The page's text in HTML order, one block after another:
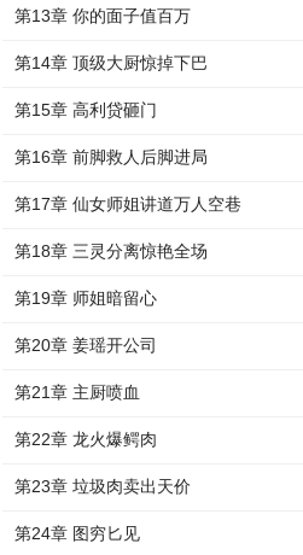
第13章 你的面子值百万
第14章 顶级大厨惊掉下巴
第15章 高利贷砸门
第16章 前脚救人后脚进局
第17章 仙女师姐讲道万人空巷
第18章 三灵分离惊艳全场
第19章 师姐暗留心
第20章 姜瑶开公司
第21章 主厨喷血
第22章 龙火爆鳄肉
第23章 垃圾肉卖出天价
第24章 图穷匕见